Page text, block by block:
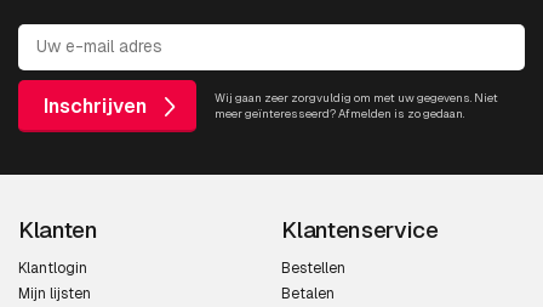
Inschrijven
Wij gaan zeer zorgvuldig om met uw gegevens. Niet
meer geïnteresseerd? Afmelden is zo gedaan.
Klanten
Klantlogin
Mijn lijsten
Klantenservice
Bestellen
Betalen